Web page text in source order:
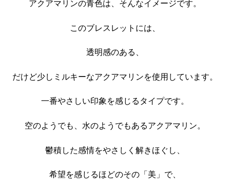
アクアマリンの青色は、そんなイメージです。
このブレスレットには、
透明感のある、
だけど少しミルキーなアクアマリンを使用しています。
一番やさしい印象を感じるタイプです。
空のようでも、水のようでもあるアクアマリン。
鬱積した感情をやさしく解きほぐし、
希望を感じるほどのその「美」で、